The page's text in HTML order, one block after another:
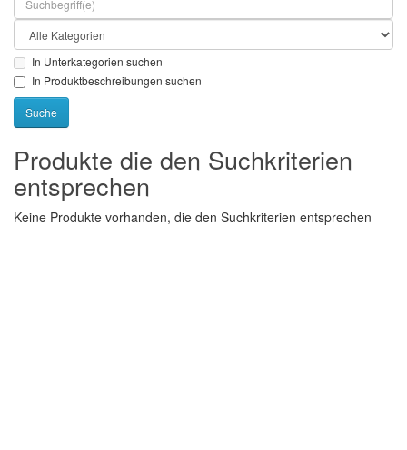
In Unterkategorien suchen
In Produktbeschreibungen suchen
Produkte die den Suchkriterien
entsprechen
Keine Produkte vorhanden, die den Suchkriterien entsprechen